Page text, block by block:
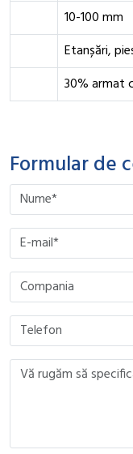
10-100 mm
Etanșări,
30% armat
Formular de
leave this field
leave this field
leave this field
leave this field